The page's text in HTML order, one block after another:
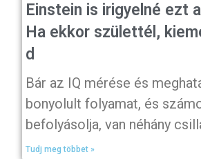
Einstein is irigyelné ezt
Ha ekkor születtél,
d
Bár az IQ mérése és
bonyolult folyamat, és
befolyásolja, van néhány
Tudj meg többet »